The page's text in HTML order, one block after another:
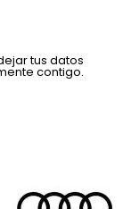
tus datos
contigo.